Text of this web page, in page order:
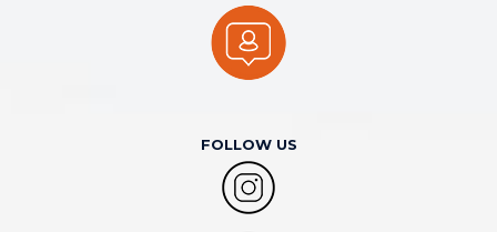
FOLLOW US